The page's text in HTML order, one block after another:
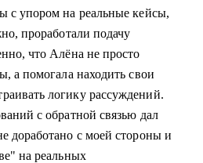
с упором на реальные кейсы,
проработали подачу
что Алёна не просто
а помогала находить свои
логику рассуждений.
с обратной связью дал
доработано с моей стороны и
на реальных